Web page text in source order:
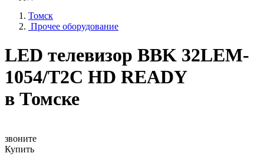
Томск
Прочее оборудование
LED телевизор BBK 32LEM-
1054/T2C HD READY
в Томске
звоните
Купить